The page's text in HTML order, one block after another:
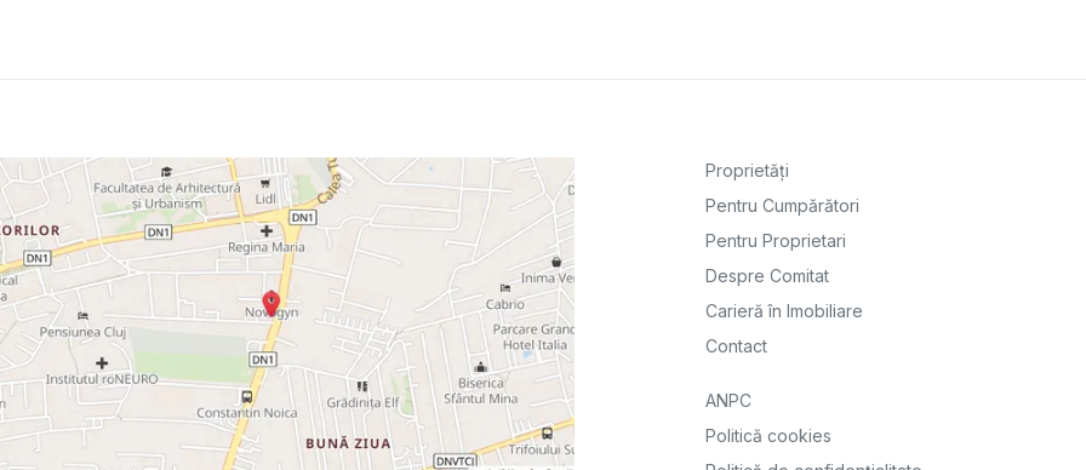
Proprietăți
Pentru Cumpărători
Pentru Proprietari
Despre Comitat
Carieră în Imobiliare
Contact
ANPC
Politică cookies